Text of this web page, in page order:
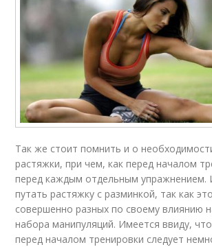
Так же стоит помнить и о
растяжки, при чем, как перед началом
перед каждым отдельным упражнением.
путать растяжку с разминкой, так как
совершенно разных по своему влиянию
набора манипуляций. Имеется ввиду,
перед началом тренировки следует